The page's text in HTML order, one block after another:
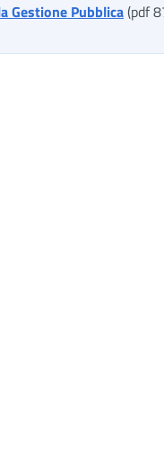
Gestione Pubblica(pdf